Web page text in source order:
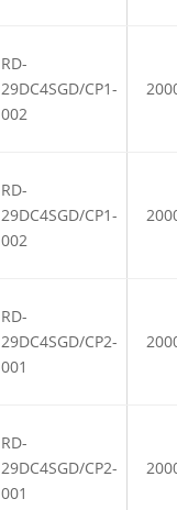
RD-
29DC4SGD/CP1-
002
RD-
29DC4SGD/CP1-
002
RD-
29DC4SGD/CP2-
001
RD-
29DC4SGD/CP2-
001